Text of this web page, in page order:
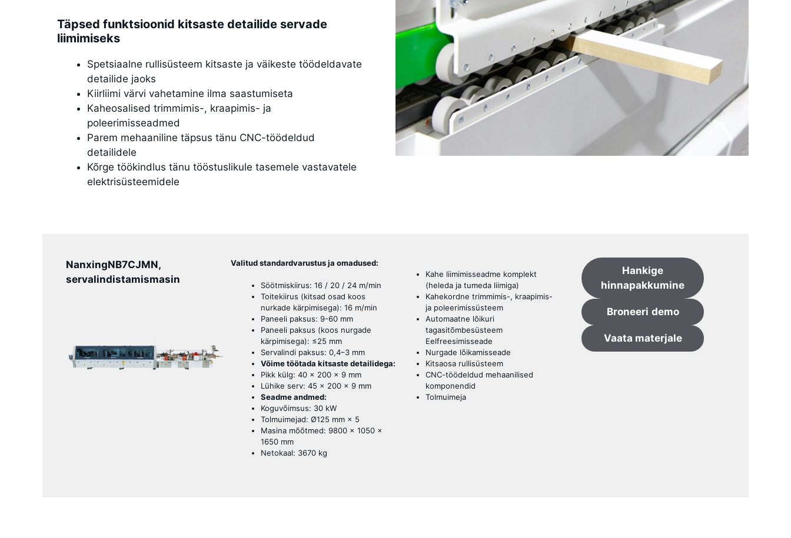
Täpsed funktsioonid kitsaste detailide servade
liimimiseks
Spetsiaalne rullisüsteem kitsaste ja väikeste töödeldavate
detailide jaoks
Kiirliimi värvi vahetamine ilma saastumiseta
Kaheosalised trimmimis-, kraapimis- ja
poleerimisseadmed
Parem mehaaniline täpsus tänu CNC-töödeldud
detailidele
Kõrge töökindlus tänu tööstuslikule tasemele vastavatele
elektrisüsteemidele
NanxingNB7CJMN,
servalindistamismasin
Valitud standardvarustus ja omadused:
Söötmiskiirus: 16 / 20 / 24 m/min
Toitekiirus (kitsad osad koos
nurkade kärpimisega): 16 m/min
Paneeli paksus: 9-60 mm
Paneeli paksus (koos nurgade
kärpimisega): ≤25 mm
Servalindi paksus: 0,4–3 mm
Võime töötada kitsaste detailidega:
Pikk külg: 40 × 200 × 9 mm
Lühike serv: 45 × 200 × 9 mm
Seadme andmed:
Koguvõimsus: 30 kW
Tolmuimejad: Ø125 mm × 5
Masina mõõtmed: 9800 × 1050 ×
1650 mm
Netokaal: 3670 kg
Kahe liimimisseadme komplekt
(heleda ja tumeda liimiga)
Kahekordne trimmimis-, kraapimis-
ja poleerimissüsteem
Automaatne lõikuri
tagasitõmbesüsteem
Eelfreesimisseade
Nurgade lõikamisseade
Kitsaosa rullisüsteem
CNC-töödeldud mehaanilised
komponendid
Tolmuimeja
Hankige
hinnapakkumine
Broneeri demo
Vaata materjale